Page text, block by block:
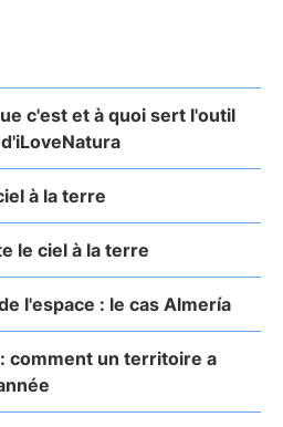
c'est et à quoi sert l'outil
à la terre
le ciel à la terre
l'espace : le cas Almería
comment un territoire a